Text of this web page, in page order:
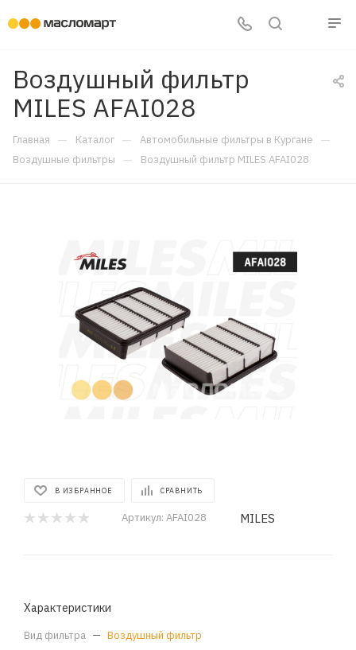
Воздушный фильтр
MILES AFAI028
Главная — Каталог — Автомобильные фильтры в Кургане —
Воздушные фильтры — Воздушный фильтр MILES AFAI028
В ИЗБРАННОЕ СРАВНИТЬ
Артикул: AFAI028 MILES
Характеристики
Вид фильтра — Воздушный фильтр